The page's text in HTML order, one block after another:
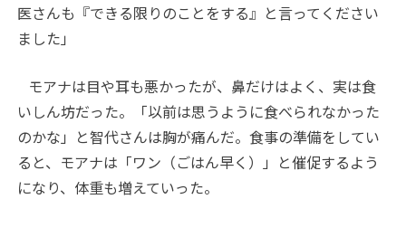
医さんも『できる限りのことをする』と言ってください
ました」
モアナは目や耳も悪かったが、鼻だけはよく、実は食
いしん坊だった。「以前は思うように食べられなかった
のかな」と智代さんは胸が痛んだ。食事の準備をしてい
ると、モアナは「ワン（ごはん早く）」と催促するよう
になり、体重も増えていった。